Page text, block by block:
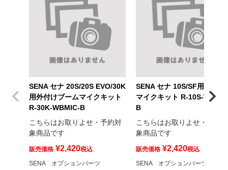
SENA セナ 20S/20S EVO/30K
用外付けブームマイクキット
R-30K-WBMIC-B
こちらはお取りよせ・予約対
象商品です
販売価格 ¥2,420税込
SENA オプションパーツ
SENA セナ 10S/SF用ブーム
マイクキット R-10S-
B
こちらはお取りよせ・予約対
象商品です
販売価格 ¥2,420税込
SENA オプションパーツ